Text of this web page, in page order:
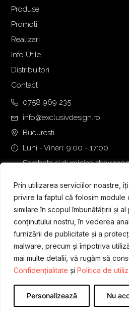
Prin utilizarea serviciilor noastre,
privire la faptul că folosim
similare în scopul îmbunătățirii și al
conținutului nostru, în vederea
furnizării de publicitate și a
malware, precum și împotriva
mai multe detalii, vă rugăm să
Confidențialitate și Politica de
Personalizează Nu
Produse
Promotii
Realizari
Info Utile
Distribuitori
Contact
0758 969 235
info@exclusivdesign.ro
Bucuresti
Luni - Vineri: 9:00 - 17:00
Sambata si duminica
Designed &